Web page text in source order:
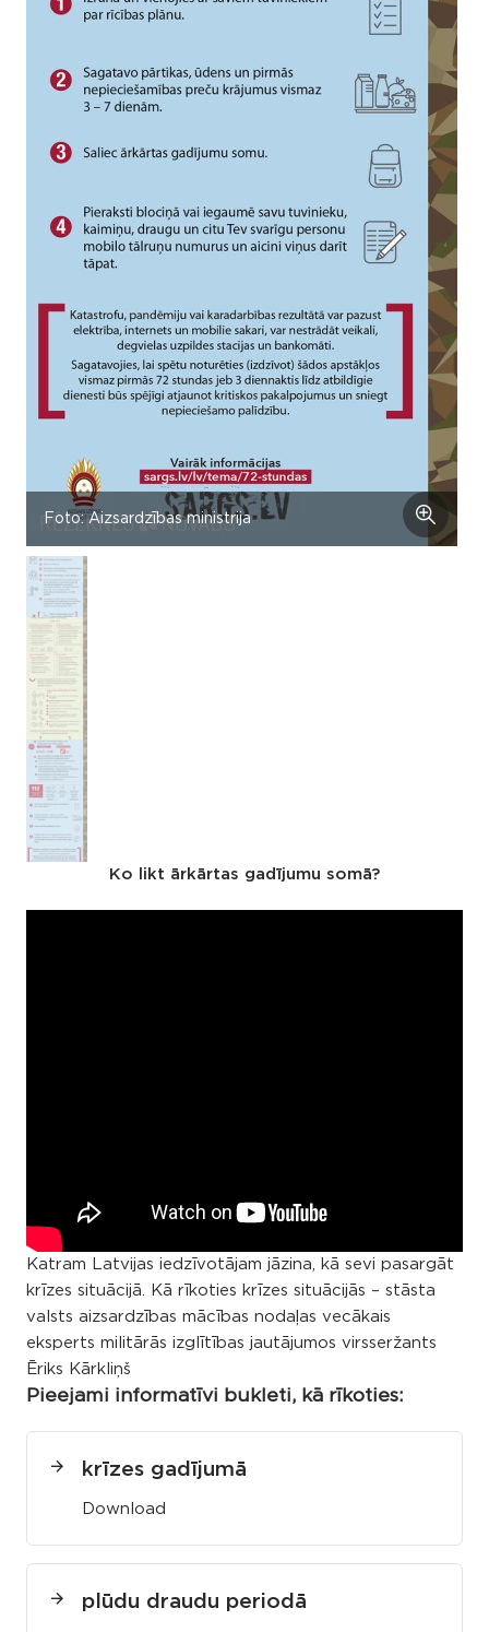
Foto: Aizsardzības ministrija
Ko likt ārkārtas gadījumu somā?
Katram Latvijas iedzīvotājam jāzina, kā sevi pasargāt
krīzes situācijā. Kā rīkoties krīzes situācijās – stāsta
valsts aizsardzības mācības nodaļas vecākais
eksperts militārās izglītības jautājumos virsseržants
Ēriks Kārkliņš
Pieejami informatīvi bukleti, kā rīkoties:
krīzes gadījumā
Download
plūdu draudu periodā